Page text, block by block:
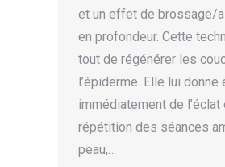
et un effet de brossage/
en profondeur. Cette
tout de régénérer les
l’épiderme. Elle lui donne
immédiatement de l’éclat
répétition des séances
peau,…